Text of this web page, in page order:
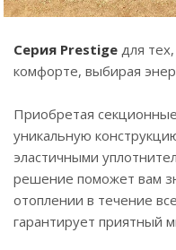
Серия Prestige для
комфорте, выбирая
Приобретая
уникальную
эластичными
решение поможет вам
отоплении в течение
гарантирует приятный